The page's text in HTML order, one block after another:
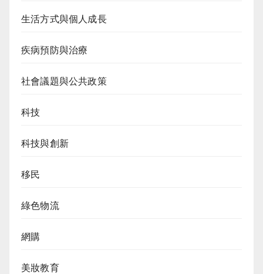
生活方式與個人成長
疾病預防與治療
社會議題與公共政策
科技
科技與創新
移民
綠色物流
網購
美妝教育